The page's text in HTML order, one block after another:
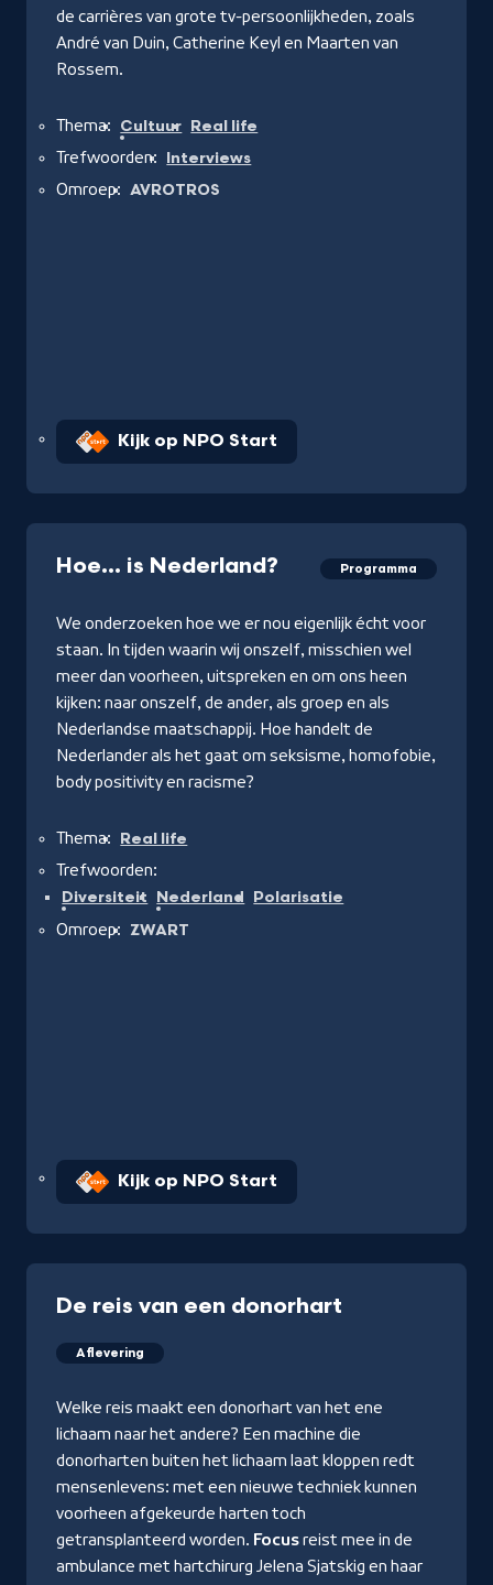
de carrières van grote tv-persoonlijkheden, zoals
André van Duin, Catherine Keyl en Maarten van
Rossem.
Thema: Cultuur Real life
Trefwoorden: Interviews
Omroep: AVROTROS
Kijk op NPO Start
Hoe... is Nederland? Programma
We onderzoeken hoe we er nou eigenlijk écht voor
staan. In tijden waarin wij onszelf, misschien wel
meer dan voorheen, uitspreken en om ons heen
kijken: naar onszelf, de ander, als groep en als
Nederlandse maatschappij. Hoe handelt de
Nederlander als het gaat om seksisme, homofobie,
body positivity en racisme?
Thema: Real life
Trefwoorden:
Diversiteit Nederland Polarisatie
Omroep: ZWART
Kijk op NPO Start
De reis van een donorhart
Aflevering
Welke reis maakt een donorhart van het ene
lichaam naar het andere? Een machine die
donorharten buiten het lichaam laat kloppen redt
mensenlevens: met een nieuwe techniek kunnen
voorheen afgekeurde harten toch
getransplanteerd worden. Focusreist mee in de
ambulance met hartchirurg Jelena Sjatskig en haar